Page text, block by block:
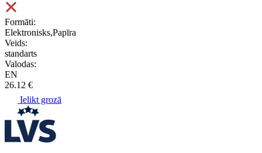
Formāti:
Elektronisks,Papīra
Veids:
standarts
Valodas:
EN
26.12 €
Ielikt grozā